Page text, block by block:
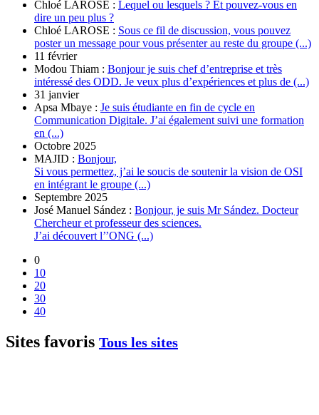
Chloé LAROSE : Lequel ou lesquels ? Et pouvez-vous en
dire un peu plus ?
Chloé LAROSE : Sous ce fil de discussion, vous pouvez
poster un message pour vous présenter au reste du groupe (...)
11 février
Modou Thiam : Bonjour je suis chef d’entreprise et très
intéressé des ODD. Je veux plus d’expériences et plus de (...)
31 janvier
Apsa Mbaye : Je suis étudiante en fin de cycle en
Communication Digitale. J’ai également suivi une formation
en (...)
Octobre 2025
MAJID : Bonjour,
Si vous permettez, j’ai le soucis de soutenir la vision de OSI
en intégrant le groupe (...)
Septembre 2025
José Manuel Sández : Bonjour, je suis Mr Sández. Docteur
Chercheur et professeur des sciences.
J’ai découvert l’’ONG (...)
0
10
20
30
40
Sites favoris Tous les sites